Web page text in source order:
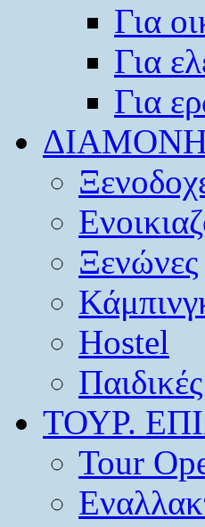
Για
Για
Για
Ξενώνες
Hostel
ΤΟΥΡ.
Tour